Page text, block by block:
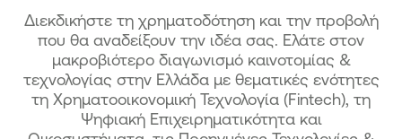
Διεκδικήστε τη χρηματοδότηση και την προβολή
που θα αναδείξουν την ιδέα σας. Ελάτε στον
μακροβιότερο διαγωνισμό καινοτομίας &
τεχνολογίας στην Ελλάδα με θεματικές ενότητες
τη Χρηματοοικονομική Τεχνολογία (Fintech), τη
Ψηφιακή Επιχειρηματικότητα και